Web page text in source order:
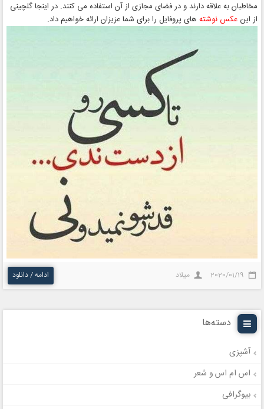
مخاطبان به علاقه دارند و در فضای مجازی از آن استفاده می کنند. در اینجا گلچینی
از این عکس نوشته های پروفایل را برای شما عزیزان ارائه خواهیم داد.
2020/01/19 میلاد ادامه / دانلود
دسته‌ها
آشپزی
اس ام اس و شعر
بیوگرافی